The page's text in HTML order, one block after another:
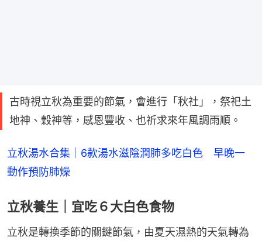
古時視立秋為重要的節氣，會進行「秋社」，祭祀土
地神、穀神等，感恩豐收、也祈求來年風調雨順。
立秋湯水合集｜6款湯水滋陰潤肺多吃白色　早晚一
動作預防肺燥
立秋養生｜宜吃６大白色食物
立秋是轉換季節的關鍵節氣，由夏天濕熱的天氣轉為